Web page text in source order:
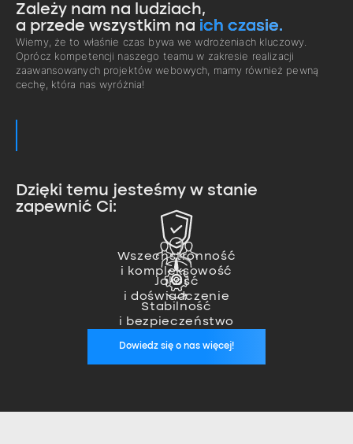
Zależy nam na ludziach,
a przede wszystkim na ich czasie.
Wiemy, że to właśnie czas bywa we wdrożeniach kluczowy.
Oprócz kompetencji naszego teamu w zakresie realizacji
zaawansowanych projektów webowych, mamy również pewną
cechę, która nas wyróżnia!
Dzięki temu jesteśmy w stanie
zapewnić Ci:
Wszechstronność
i kompleksowość
Zajmujemy się pełną realizacją
projektu od pomysłu, przez
wykonanie, aż po wdrożenie.
Jakość
i doświadczenie
Nasz team ekspertów pozwala
nam na realizację nawet
najbardziej zaawansowanych
projektów.
Stabilność
i bezpieczeństwo
Jesteśmy zawsze, kiedy nas
potrzebujesz. Zapewniamy stałą
opiekę wykwalifikowanego
specjalisty, który zadba o
stabilność Twoich aplikacji.
Dowiedz się o nas więcej!